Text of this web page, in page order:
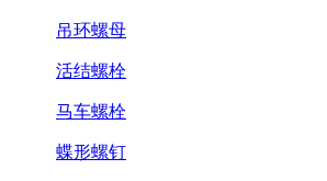
吊环螺母
活结螺栓
马车螺栓
蝶形螺钉